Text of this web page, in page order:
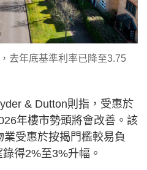
去年底基準利率已降至3.75
& Dutton則指，受惠於
年樓市勢頭將會改善。該
受惠於按揭門檻較易負
得2%至3%升幅。